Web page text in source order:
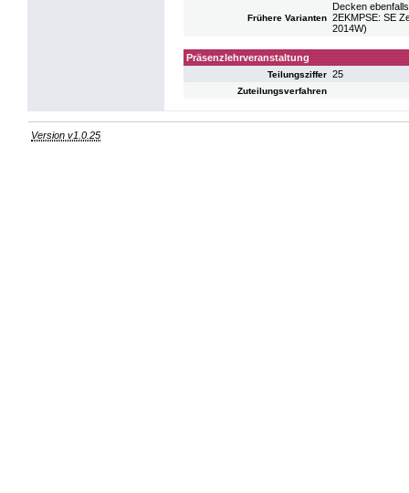
Frühere Varianten
Decken
2EKMPSE: SE
2014W)
Präsenzlehrveranstaltung
Teilungsziffer 25
Zuteilungsverfahren
Version v1.0.25